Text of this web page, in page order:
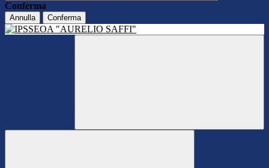
Conferma
Annulla Conferma